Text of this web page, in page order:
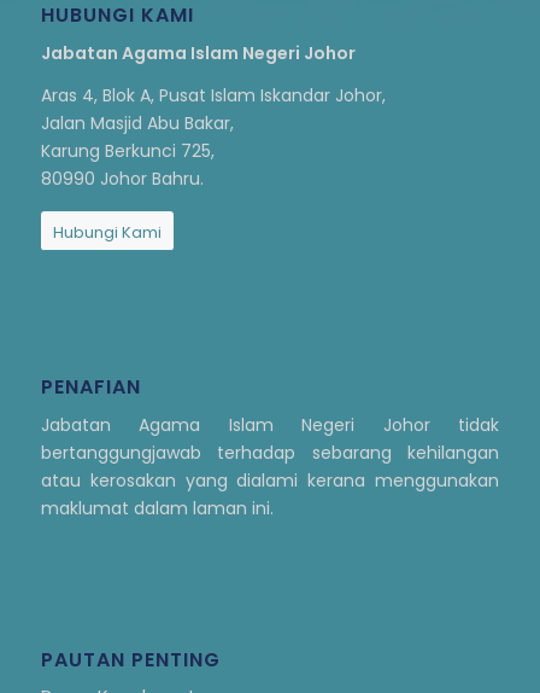
HUBUNGI KAMI
Jabatan Agama Islam Negeri Johor
Aras 4, Blok A, Pusat Islam Iskandar Johor,
Jalan Masjid Abu Bakar,
Karung Berkunci 725,
80990 Johor Bahru.
Hubungi Kami
PENAFIAN
Jabatan Agama Islam Negeri Johor tidak
bertanggungjawab terhadap sebarang kehilangan
atau kerosakan yang dialami kerana menggunakan
maklumat dalam laman ini.
PAUTAN PENTING